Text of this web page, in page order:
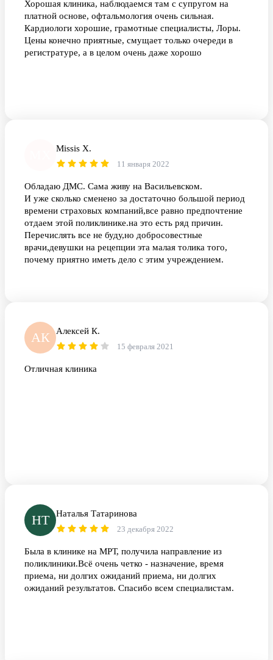
Хорошая клиника, наблюдаемся там с супругом на
платной основе, офтальмология очень сильная.
Кардиологи хорошие, грамотные специалисты, Лоры.
Цены конечно приятные, смущает только очереди в
регистратуре, а в целом очень даже хорошо
Missis X.
11 января 2022
Обладаю ДМС. Сама живу на Васильевском.
И уже сколько сменено за достаточно большой период
времени страховых компаний,все равно предпочтение
отдаем этой поликлинике.на это есть ряд причин.
Перечислять все не буду,но добросовестные
врачи,девушки на рецепции эта малая толика того,
почему приятно иметь дело с этим учреждением.
АК Алексей К.
15 февраля 2021
Отличная клиника
НТ Наталья Татаринова
23 декабря 2022
Была в клинике на МРТ, получила направление из
поликлиники.Всё очень четко - назначение, время
приема, ни долгих ожиданий приема, ни долгих
ожиданий результатов. Спасибо всем специалистам.